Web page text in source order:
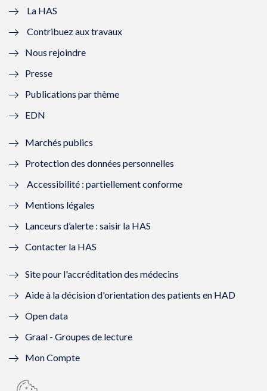
l
l
f
n
ê
t
r
e
)
e
e
n
ê
r
)
ê
t
e
ê
)
La HAS
Contribuez aux travaux
Nous rejoindre
Presse
Publications par thème
EDN
Marchés publics
Protection des données personnelles
Accessibilité : partiellement conforme
Mentions légales
Lanceurs d’alerte : saisir la HAS
Contacter la HAS
Site pour l'accréditation des médecins
Aide à la décision d'orientation des patients en HAD
Open data
Graal - Groupes de lecture
Mon Compte